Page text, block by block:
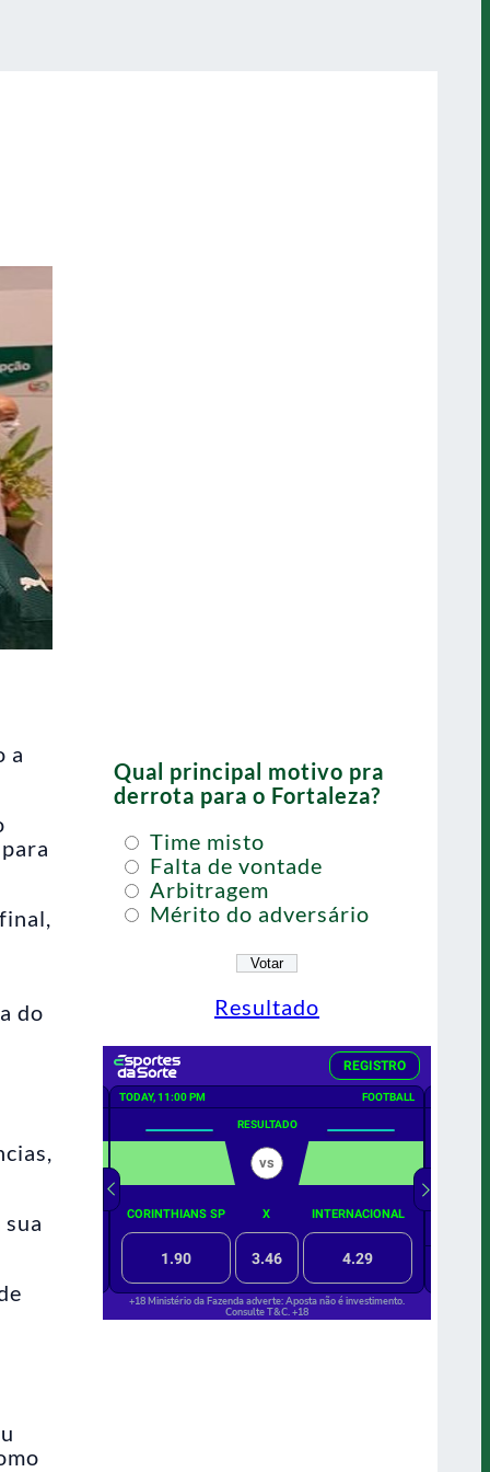
a
do
Qual principal motivo pra
derrota para o Fortaleza?
Time misto
Falta de vontade
Arbitragem
Mérito do adversário
Resultado